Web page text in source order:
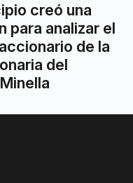
creó una
para analizar el
de la
del